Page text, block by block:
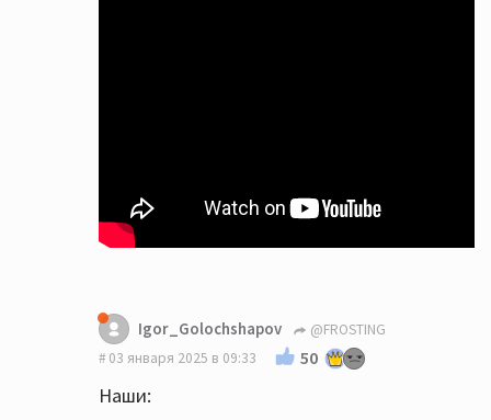
Igor_Golochshapov
@FROSTING
03 января 2025 в 09:33
50
Наши: